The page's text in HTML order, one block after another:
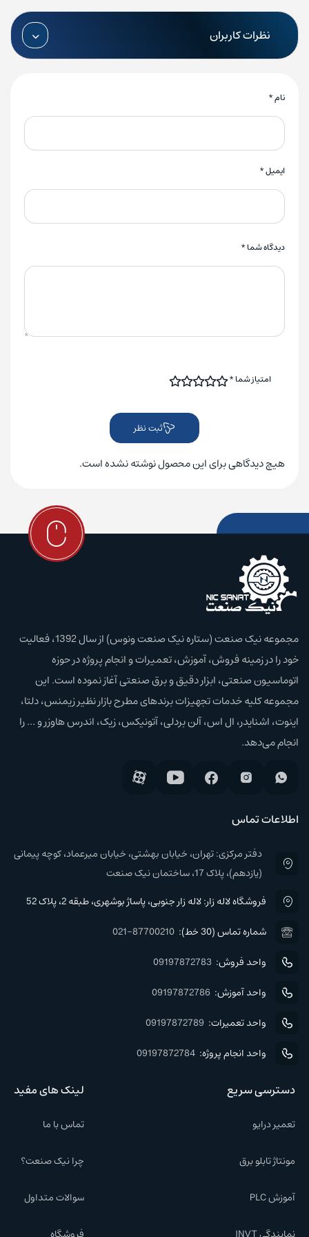
نظرات کاربران
نام*
ایمیل*
دیدگاه شما*
امتیاز شما*
ثبت نظر
هیچ دیدگاهی برای این محصول نوشته نشده است.
مجموعه نیک صنعت (ستاره نیک صنعت ونوس) از سال 1392، فعالیت
خود را در زمینه فروش، آموزش،‌ تعمیرات و انجام پروژه در حوزه
اتوماسیون صنعتی، ابزار دقیق و برق صنعتی آغاز نموده است. این
مجموعه کلیه خدمات تجهیزات برند‌های مطرح بازار نظیر زیمنس، دلتا،
اینوت، اشنایدر، ال اس، آلن بردلی، آتونیکس، زیک، اندرس هاوزر و ... را
انجام می‌دهد.
اطلاعات تماس
دفتر مرکزی: تهران، خیابان بهشتی، خیابان میرعماد، کوچه پیمانی
(یازدهم)، پلاک 17، ساختمان نیک صنعت
فروشگاه لاله زار: لاله زار جنوبی، پاساژ بوشهری، طبقه 2، پلاک 52
شماره تماس (30 خط):
021-87700210
واحد فروش: 09197872783
واحد آموزش: 09197872786
واحد تعمیرات: 09197872789
واحد انجام پروژه: 09197872784
دسترسی سریع
تعمیر درایو
مونتاژ تابلو برق
آموزش PLC
لینک های مفید
تماس با ما
چرا نیک صنعت؟
سوالات متداول